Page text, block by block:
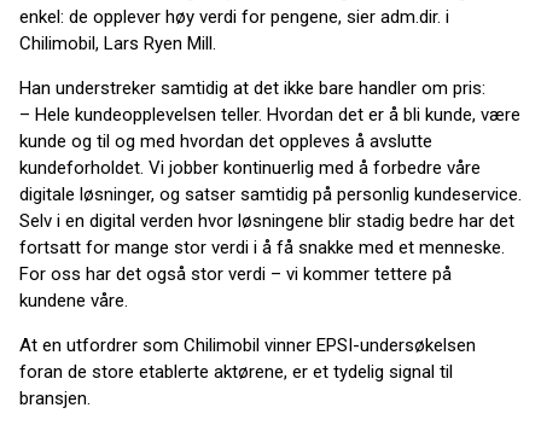
enkel: de opplever høy verdi for pengene, sier adm.dir. i
Chilimobil, Lars Ryen Mill.
Han understreker samtidig at det ikke bare handler om pris:
– Hele kundeopplevelsen teller. Hvordan det er å bli kunde, være
kunde og til og med hvordan det oppleves å avslutte
kundeforholdet. Vi jobber kontinuerlig med å forbedre våre
digitale løsninger, og satser samtidig på personlig kundeservice.
Selv i en digital verden hvor løsningene blir stadig bedre har det
fortsatt for mange stor verdi i å få snakke med et menneske.
For oss har det også stor verdi – vi kommer tettere på
kundene våre.
At en utfordrer som Chilimobil vinner EPSI-undersøkelsen
foran de store etablerte aktørene, er et tydelig signal til
bransjen.